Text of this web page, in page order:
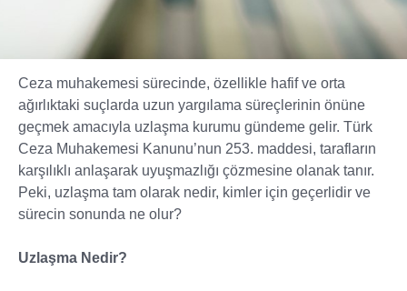
Ceza muhakemesi sürecinde, özellikle hafif ve orta
ağırlıktaki suçlarda uzun yargılama süreçlerinin önüne
geçmek amacıyla uzlaşma kurumu gündeme gelir. Türk
Ceza Muhakemesi Kanunu’nun 253. maddesi, tarafların
karşılıklı anlaşarak uyuşmazlığı çözmesine olanak tanır.
Peki, uzlaşma tam olarak nedir, kimler için geçerlidir ve
sürecin sonunda ne olur?
Uzlaşma Nedir?